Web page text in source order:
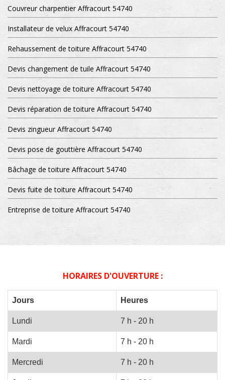
Couvreur charpentier Affracourt 54740
Installateur de velux Affracourt 54740
Rehaussement de toiture Affracourt 54740
Devis changement de tuile Affracourt 54740
Devis nettoyage de toiture Affracourt 54740
Devis réparation de toiture Affracourt 54740
Devis zingueur Affracourt 54740
Devis pose de gouttière Affracourt 54740
Bâchage de toiture Affracourt 54740
Devis fuite de toiture Affracourt 54740
Entreprise de toiture Affracourt 54740
HORAIRES D'OUVERTURE :
Jours Heures
Lundi 7 h - 20 h
Mardi 7 h - 20 h
Mercredi 7 h - 20 h